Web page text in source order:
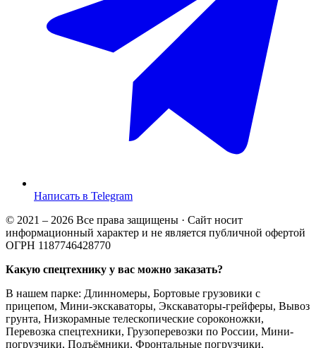
Написать в Telegram
© 2021 – 2026 Все права защищены · Сайт носит
информационный характер и не является публичной офертой
ОГРН 1187746428770
Какую спецтехнику у вас можно заказать?
В нашем парке: Длинномеры, Бортовые грузовики с
прицепом, Мини-экскаваторы, Экскаваторы-грейферы, Вывоз
грунта, Низкорамные телескопические сороконожки,
Перевозка спецтехники, Грузоперевозки по России, Мини-
погрузчики, Подъёмники, Фронтальные погрузчики,